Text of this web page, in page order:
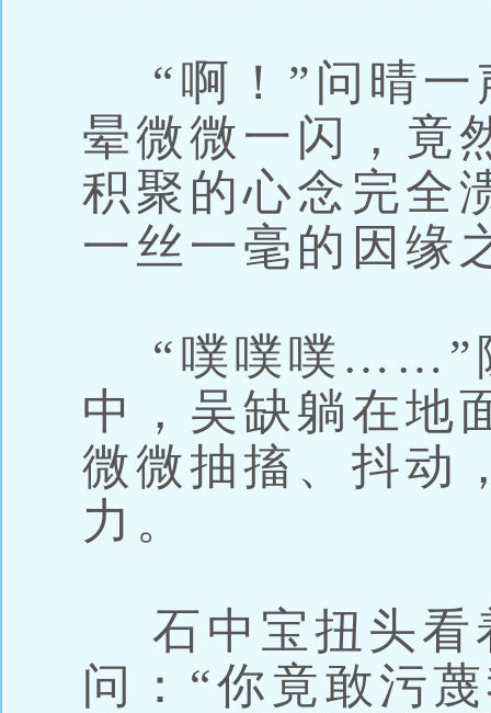
“啊！”问晴一
晕微微一闪，竟
积聚的心念完全
一丝一毫的因缘
“噗噗噗……”
中，吴缺躺在地
微微抽搐、抖动
力。
石中宝扭头看
问：“你竟敢污